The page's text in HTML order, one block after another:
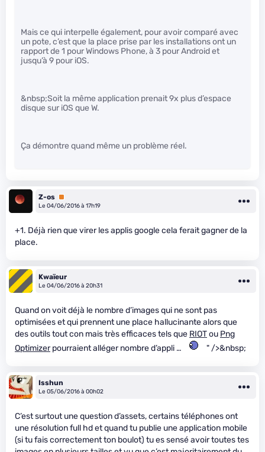
Mais ce qui interpelle également, pour avoir comparé avec
un pote, c’est que la place prise par les installations ont un
rapport de 1 pour Windows Phone, à 3 pour Android et
jusqu’à 9 pour iOS.
&nbsp;Soit la même application prenait 9x plus d’espace
disque sur iOS que W.
Ça démontre quand même un problème réel.
Z-os Premium
Le 04/06/2016 à 17h19
+1. Déjà rien que virer les applis google cela ferait gagner de la
place.
Kwaïeur
Le 04/06/2016 à 20h31
Quand on voit déjà le nombre d’images qui ne sont pas
optimisées et qui prennent une place hallucinante alors que
des outils tout con mais très efficaces tels que RIOTou Png
Optimizerpourraient alléger nombre d’appli … " />&nbsp;
Isshun
Le 05/06/2016 à 00h02
C’est surtout une question d’assets, certains téléphones ont
une résolution full hd et quand tu publie une application mobile
(si tu fais correctement ton boulot) tu es sensé avoir toutes tes